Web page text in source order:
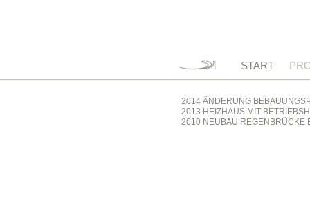
START
2014 ÄNDERUNG
2013 HEIZHAUS MIT
2010 NEUBAU REGENBRÜCKE